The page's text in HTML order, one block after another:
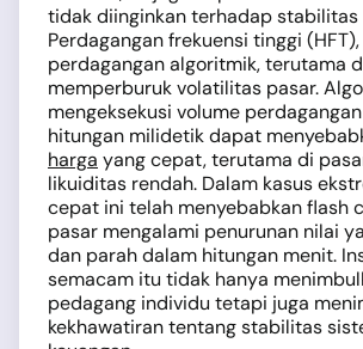
tidak diinginkan terhadap stabilitas
Perdagangan frekuensi tinggi
perdagangan algoritmik, terutama
memperburuk volatilitas pasar.
mengeksekusi volume
hitungan milidetik dapat
harga yang cepat, terutama di
likuiditas rendah. Dalam kasus
cepat ini telah menyebabkan flash
pasar mengalami penurunan nilai
dan parah dalam hitungan menit.
semacam itu tidak hanya
pedagang individu tetapi juga
kekhawatiran tentang stabilitas